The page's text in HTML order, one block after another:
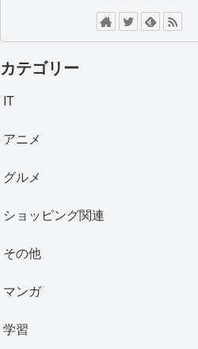
カテゴリー
IT
アニメ
グルメ
ショッピング関連
その他
マンガ
学習